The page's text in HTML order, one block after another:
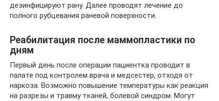
дезинфицируют рану. Далее проводят лечение до
полного рубцевания раневой поверхности.
Реабилитация после маммопластики по
дням
Первый день после операции пациентка проводит в
палате под контролем врача и медсестер, отходя от
наркоза. Возможно повышение температуры как реакция
на разрезы и травму тканей, болевой синдром. Могут